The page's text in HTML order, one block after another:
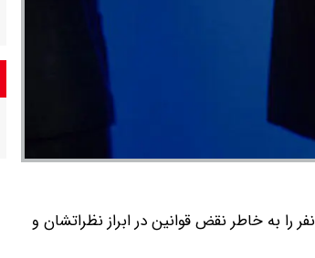
به گزارش گروه رسانه ای شرق؛ روزنامه تایمز انگلیس گزارش داده که پلیس انگلیس روزانه ۳۰ نفر را به خاطر نقض قوانین در ابراز نظراتشان و